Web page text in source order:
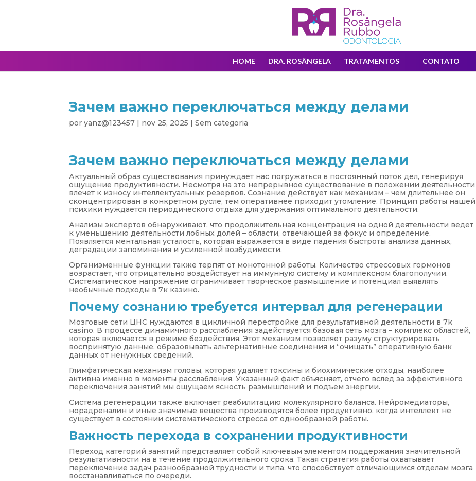
HOME DRA. ROSÂNGELA TRATAMENTOS CONTATO
Зачем важно переключаться между делами
poryanz@123457 | nov 25, 2025 |Sem categoria
Зачем важно переключаться между делами
Актуальный образ существования принуждает нас погружаться в постоянный поток дел, генерируя
ощущение продуктивности. Несмотря на это непрерывное существование в положении деятельности
влечет к износу интеллектуальных резервов. Сознание действует как механизм – чем длительнее он
сконцентрирован в конкретном русле, тем оперативнее приходит утомление. Принцип работы нашей
психики нуждается периодического отдыха для удержания оптимального деятельности.
Анализы экспертов обнаруживают, что продолжительная концентрация на одной деятельности ведет
к уменьшению деятельности лобных долей – области, отвечающей за фокус и определение.
Появляется ментальная усталость, которая выражается в виде падения быстроты анализа данных,
деградации запоминания и усиленной возбудимости.
Организменные функции также терпят от монотонной работы. Количество стрессовых гормонов
возрастает, что отрицательно воздействует на иммунную систему и комплексном благополучии.
Систематическое напряжение ограничивает творческое размышление и потенциал выявлять
необычные подходы в 7к казино.
Почему сознанию требуется интервал для регенерации
Мозговые сети ЦНС нуждаются в цикличной перестройке для результативной деятельности в 7k
casino. В процессе динамичного расслабления задействуется базовая сеть мозга – комплекс областей,
которая включается в режиме бездействия. Этот механизм позволяет разуму структурировать
воспринятую данные, образовывать альтернативные соединения и “очищать” оперативную банк
данных от ненужных сведений.
Глимфатическая механизм головы, которая удаляет токсины и биохимические отходы, наиболее
активна именно в моменты расслабления. Указанный факт объясняет, отчего вслед за эффективного
переключения занятий мы ощущаем ясность размышлений и подъем энергии.
Система регенерации также включает реабилитацию молекулярного баланса. Нейромедиаторы,
норадреналин и иные значимые вещества производятся более продуктивно, когда интеллект не
существует в состоянии систематического стресса от однообразной работы.
Важность перехода в сохранении продуктивности
Переход категорий занятий представляет собой ключевым элементом поддержания значительной
результативности на в течение продолжительного срока. Такая стратегия работы охватывает
переключение задач разнообразной трудности и типа, что способствует отличающимся отделам мозга
восстанавливаться по очереди.